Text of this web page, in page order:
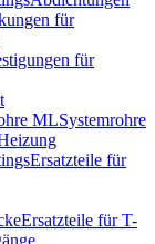
für
für
MLSystemrohre
Ersatzteile für
Ersatzteile für T-